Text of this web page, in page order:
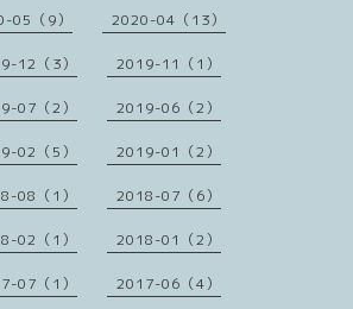
05（9） 2020-04（13）
12（3） 2019-11（1）
07（2） 2019-06（2）
02（5） 2019-01（2）
08（1） 2018-07（6）
02（1） 2018-01（2）
07（1） 2017-06（4）